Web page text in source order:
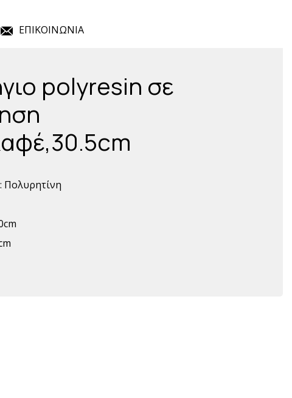
ΕΠΙΚΟΙΝΩΝΙΑ
polyresin σε
Πολυρητίνη